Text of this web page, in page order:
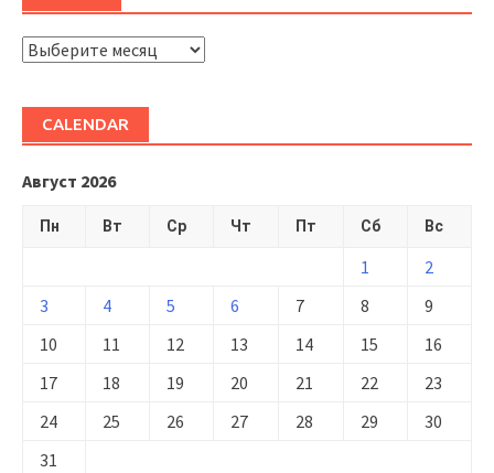
ARHIVĂ
CALENDAR
Август 2026
Пн Вт Ср Чт Пт Сб Вс
1
2
3
4 5 6 7 8
9
10
11 12 13 14 15
16
17
18 19 20 21 22
23
24
25 26 27 28 29
30
31